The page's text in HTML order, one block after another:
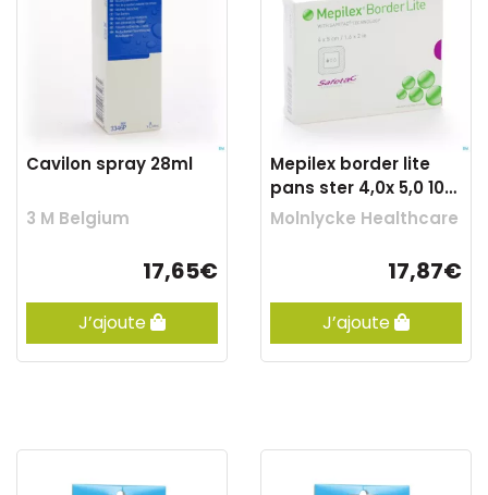
Cavilon spray 28ml
3 M Belgium
17,65€
J’ajoute
Mepilex border lite
pans ster 4,0x 5,0 10
281000
Molnlycke Healthcare
17,87€
J’ajoute